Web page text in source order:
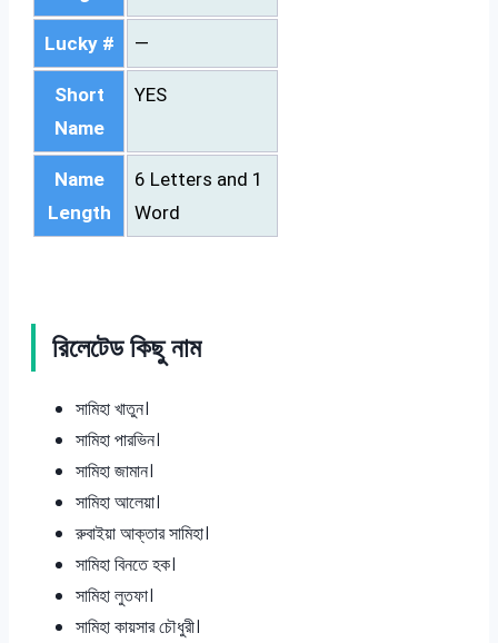
Lucky # —
Short
Name
YES
Name
Length
6 Letters and 1
Word
রিলেটেড কিছু নাম
সামিহা খাতুন।
সামিহা পারভিন।
সামিহা জামান।
সামিহা আলেয়া।
রুবাইয়া আক্তার সামিহা।
সামিহা বিনতে হক।
সামিহা লুতফা।
সামিহা কায়সার চৌধুরী।